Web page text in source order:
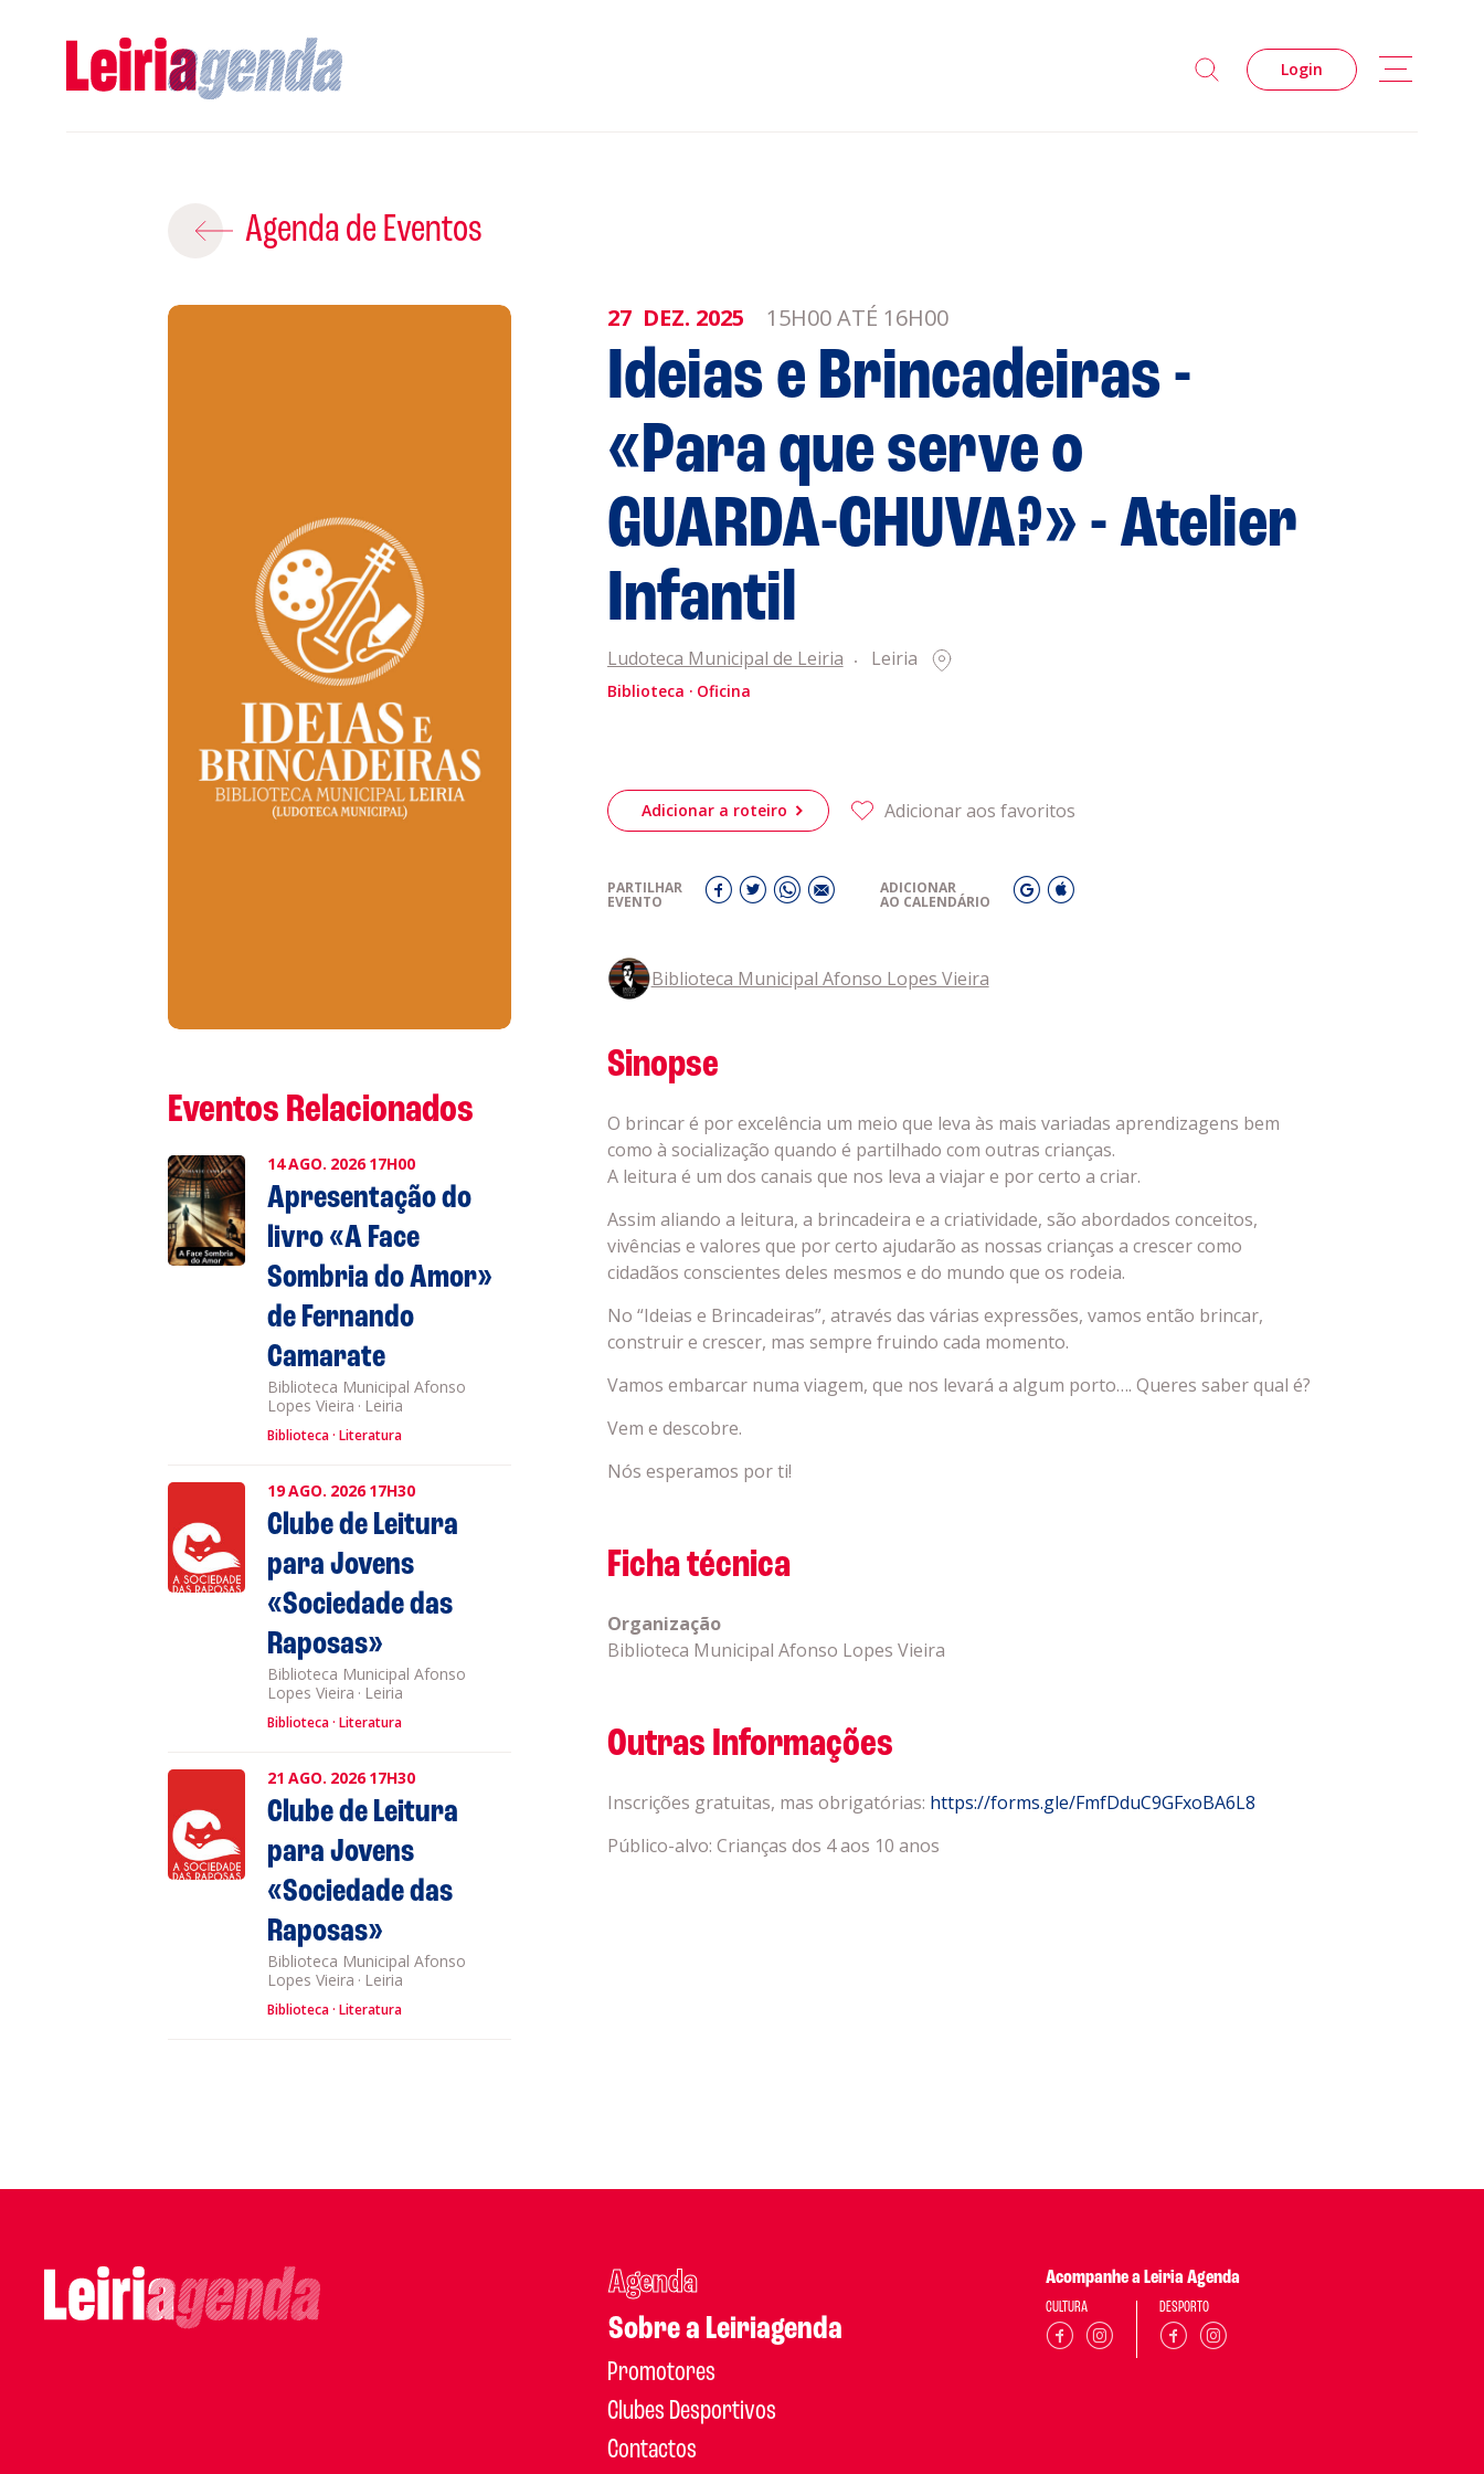
Login
Agenda
Sobre a
Leiriagenda
Promotores
Clubes Desportivos
Política de Privacidade
Política de Cookies
Acompanhe a Leiria Agenda
Agenda de Eventos
27 DEZ. 2025 15H00 ATÉ 16H00
Ideias e Brincadeiras -
«Para que serve o
GUARDA-CHUVA?» - Atelier
Infantil
Ludoteca Municipal de Leiria Leiria
Biblioteca Oficina
Adicionar a roteiro Adicionar aos favoritos
PARTILHAR
EVENTO
ADICIONAR
AO CALENDÁRIO
Biblioteca Municipal Afonso Lopes Vieira
Sinopse
O brincar é por excelência um meio que leva às mais variadas aprendizagens bem
como à socialização quando é partilhado com outras crianças.
A leitura é um dos canais que nos leva a viajar e por certo a criar.
Assim aliando a leitura, a brincadeira e a criatividade, são abordados conceitos,
vivências e valores que por certo ajudarão as nossas crianças a crescer como
cidadãos conscientes deles mesmos e do mundo que os rodeia.
No “Ideias e Brincadeiras”, através das várias expressões, vamos então brincar,
construir e crescer, mas sempre fruindo cada momento.
Vamos embarcar numa viagem, que nos levará a algum porto…. Queres saber qual é?
Vem e descobre.
Nós esperamos por ti!
Ficha técnica
Organização
Biblioteca Municipal Afonso Lopes Vieira
Outras Informações
Inscrições gratuitas, mas obrigatórias: https://forms.gle/FmfDduC9GFxoBA6L8
Público-alvo: Crianças dos 4 aos 10 anos
Eventos Relacionados
14AGO. 202617H00
Apresentação do
livro «A Face
Sombria do Amor»
de Fernando
Camarate
Biblioteca Municipal Afonso
Lopes Vieira · Leiria
Biblioteca Literatura
19AGO. 202617H30
Clube de Leitura
para Jovens
«Sociedade das
Raposas»
Biblioteca Municipal Afonso
Lopes Vieira · Leiria
Biblioteca Literatura
21 AGO. 202617H30
Clube de Leitura
para Jovens
«Sociedade das
Raposas»
Biblioteca Municipal Afonso
Lopes Vieira · Leiria
Biblioteca Literatura
ROTEIROS EXISTENTES
Agenda
Sobre a Leiriagenda
Promotores
Clubes Desportivos
Contactos
Acompanhe a Leiria Agenda
CULTURA DESPORTO